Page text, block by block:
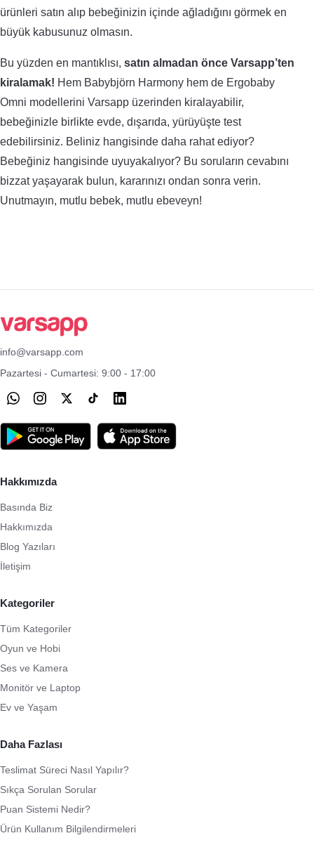
ürünleri satın alıp bebeğinizin içinde ağladığını görmek en
büyük kabusunuz olmasın.
Bu yüzden en mantıklısı, satın almadan önce Varsapp’ten
kiralamak! Hem Babybjörn Harmony hem de Ergobaby
Omni modellerini Varsapp üzerinden kiralayabilir,
bebeğinizle birlikte evde, dışarıda, yürüyüşte test
edebilirsiniz. Beliniz hangisinde daha rahat ediyor?
Bebeğiniz hangisinde uyuyakalıyor? Bu soruların cevabını
bizzat yaşayarak bulun, kararınızı ondan sonra verin.
Unutmayın, mutlu bebek, mutlu ebeveyn!
info@varsapp.com
Pazartesi - Cumartesi: 9:00 - 17:00
Hakkımızda
Basında Biz
Hakkımızda
Blog Yazıları
İletişim
Kategoriler
Tüm Kategoriler
Oyun ve Hobi
Ses ve Kamera
Monitör ve Laptop
Ev ve Yaşam
Daha Fazlası
Teslimat Süreci Nasıl Yapılır?
Sıkça Sorulan Sorular
Puan Sistemi Nedir?
Ürün Kullanım Bilgilendirmeleri